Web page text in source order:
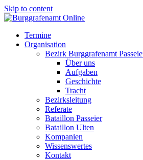
Skip to content
Termine
Organisation
Bezirk Burggrafenamt
Über uns
Aufgaben
Geschichte
Tracht
Bezirksleitung
Referate
Bataillon Passeier
Bataillon Ulten
Kompanien
Wissenswertes
Kontakt